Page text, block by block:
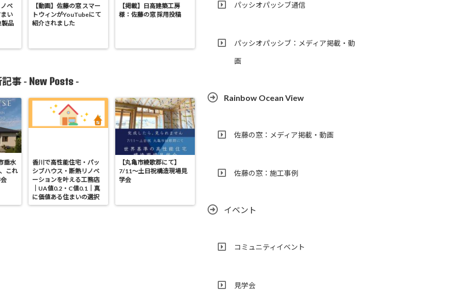
ベ
い
製品
【動画】佐藤の窓 スマー
トウィンがYouTubeにて
紹介されました
【掲載】日高建築工房
様：佐藤の窓 採用投稿
事 - New Posts -
垂水
これ
香川で高性能住宅・パッ
シブハウス・断熱リノベ
ーションを叶える工務店
｜UA値0.2・C値0.1｜真
に価値ある住まいの選択
【丸亀市綾歌郡にて】
7/11～土日祝構造現場見
学会
パッシオパッシブ通信
パッシオパッシブ：メディア掲載・動
画
Rainbow Ocean View
佐藤の窓：メディア掲載・動画
佐藤の窓：施工事例
イベント
コミュニティイベント
見学会